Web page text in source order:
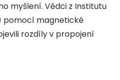
myšlení. Vědci z Institutu
pomocí magnetické
rozdíly v propojení